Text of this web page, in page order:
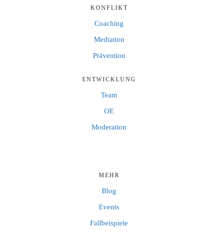
KONFLIKT
Coaching
Mediation
Prävention
ENTWICKLUNG
Team
OE
Moderation
MEHR
Blog
Events
Fallbeispiele